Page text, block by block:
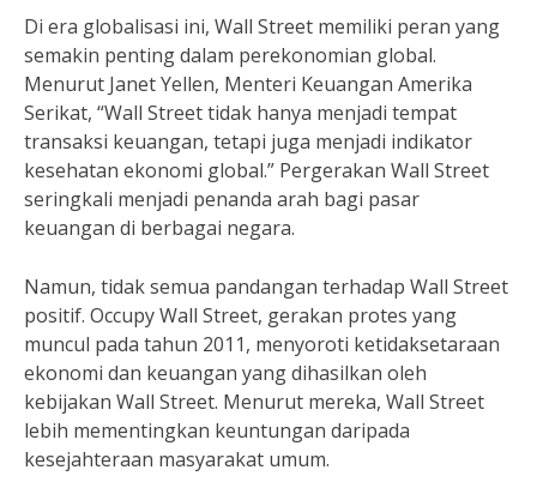
Di era globalisasi ini, Wall Street memiliki peran yang
semakin penting dalam perekonomian global.
Menurut Janet Yellen, Menteri Keuangan Amerika
Serikat, “Wall Street tidak hanya menjadi tempat
transaksi keuangan, tetapi juga menjadi indikator
kesehatan ekonomi global.” Pergerakan Wall Street
seringkali menjadi penanda arah bagi pasar
keuangan di berbagai negara.
Namun, tidak semua pandangan terhadap Wall Street
positif. Occupy Wall Street, gerakan protes yang
muncul pada tahun 2011, menyoroti ketidaksetaraan
ekonomi dan keuangan yang dihasilkan oleh
kebijakan Wall Street. Menurut mereka, Wall Street
lebih mementingkan keuntungan daripada
kesejahteraan masyarakat umum.